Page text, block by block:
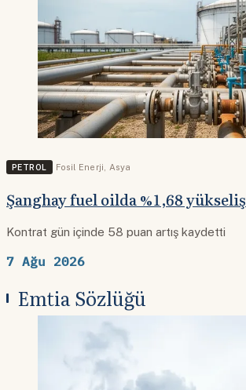
PETROL Fosil Enerji Asya
Şanghay fuel oilda %1,68 yükseliş
Kontrat gün içinde 58 puan artış kaydetti
7 Ağu 2026
Emtia Sözlüğü